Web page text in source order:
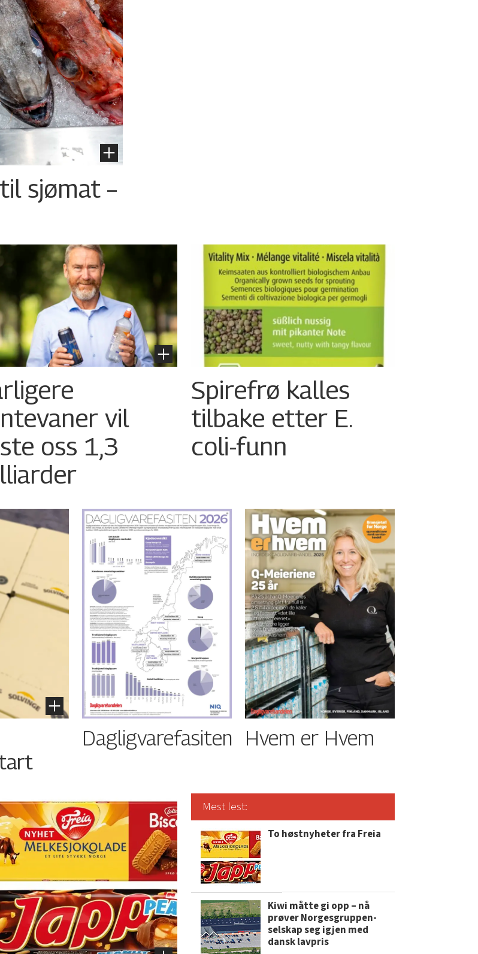
sjømat –
vil
oss 1,3
Spirefrø kalles
tilbake etter E.
coli-funn
Dagligvarefasiten Hvem er Hvem
Mest lest:
To høstnyheter fra Freia
Kiwi måtte gi opp – nå
prøver Norgesgruppen-
selskap seg igjen med
dansk lavpris